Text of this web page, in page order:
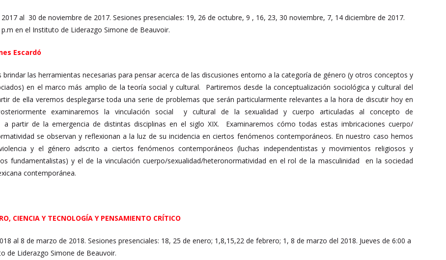
al 30 de noviembre de 2017. Sesiones presenciales: 19, 26 de octubre, 9 , 16, 23, 30 noviembre, 7, 14 diciembre de 2017.
p.m en el Instituto de Liderazgo Simone de Beauvoir.
Escardó
las herramientas necesarias para pensar acerca de las discusiones entorno a la categoría de género (y otros conceptos y
en el marco más amplio de la teoría social y cultural. Partiremos desde la conceptualización sociológica y cultural del
de ella veremos desplegarse toda una serie de problemas que serán particularmente relevantes a la hora de discutir hoy en
examinaremos la vinculación social y cultural de la sexualidad y cuerpo articuladas al concepto de
partir de la emergencia de distintas disciplinas en el siglo XIX. Examinaremos cómo todas estas imbricaciones cuerpo/
se observan y reflexionan a la luz de su incidencia en ciertos fenómenos contemporáneos. En nuestro caso hemos
y el género adscrito a ciertos fenómenos contemporáneos (luchas independentistas y movimientos religiosos y
fundamentalistas) y el de la vinculación cuerpo/sexualidad/heteronormatividad en el rol de la masculinidad en la sociedad
contemporánea.
CIENCIA Y TECNOLOGÍA Y PENSAMIENTO CRÍTICO
al 8 de marzo de 2018. Sesiones presenciales: 18, 25 de enero; 1,8,15,22 de febrero; 1, 8 de marzo del 2018. Jueves de 6:00 a
de Liderazgo Simone de Beauvoir.